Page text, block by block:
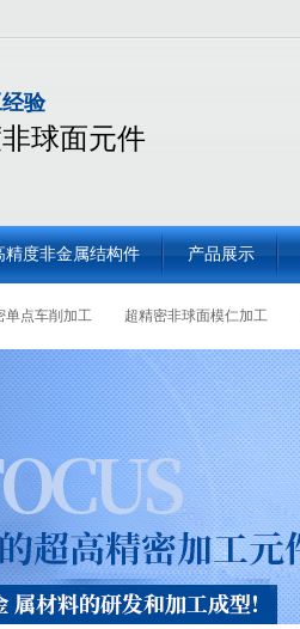
验
球面元件
精度非金属结构件 产品展示
单点车削加工 超精密非球面模仁加工